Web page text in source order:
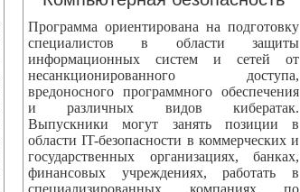
Программа ориентирована на подготовку
специалистов в области защиты
информационных систем и сетей от
несанкционированного доступа,
вредоносного программного обеспечения
и различных видов кибератак.
Выпускники могут занять позиции в
области IT-безопасности в коммерческих и
государственных организациях, банках,
финансовых учреждениях, работать в
специализированных компаниях по